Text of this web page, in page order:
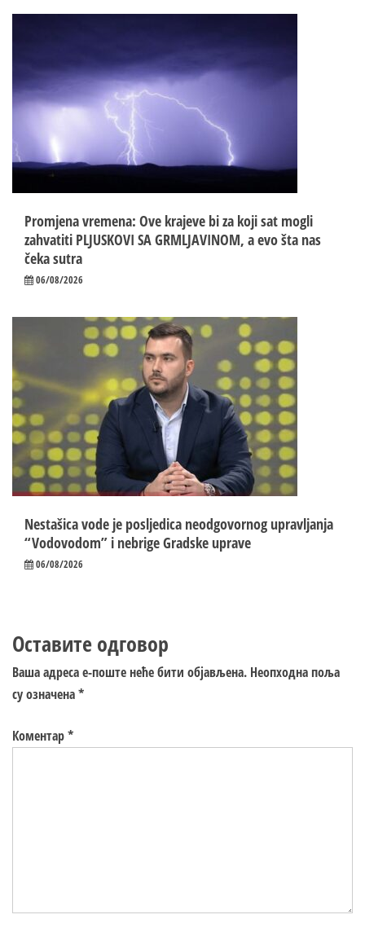
Promjena vremena: Ove krajeve bi za koji sat mogli
zahvatiti PLJUSKOVI SA GRMLJAVINOM, a evo šta nas
čeka sutra
06/08/2026
Nestašica vode je posljedica neodgovornog upravljanja
“Vodovodom” i nebrige Gradske uprave
06/08/2026
Оставите одговор
Ваша адреса е-поште неће бити објављена. Неопходна поља
су означена*
Коментар*